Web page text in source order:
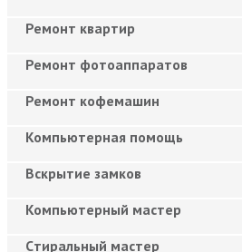
Ремонт квартир
Ремонт фотоаппаратов
Ремонт кофемашин
Компьютерная помощь
Вскрытие замков
Компьютерный мастер
Cтиральный мастер